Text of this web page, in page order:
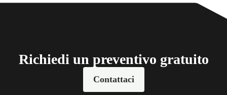
Richiedi un preventivo gratuito
Contattaci